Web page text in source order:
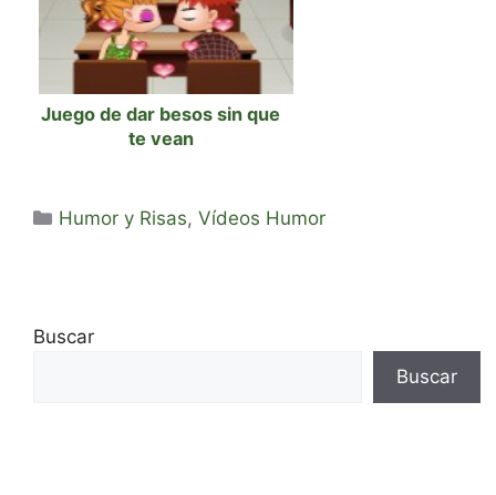
Juego de dar besos sin que
te vean
Categorías
Humor y Risas,Vídeos Humor
Buscar
Buscar